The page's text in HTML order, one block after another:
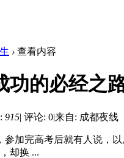
› 查看内容
功的必经之
915| 评论: 0|来自: 成都夜线
加完高考后就有人说，
却换 ...